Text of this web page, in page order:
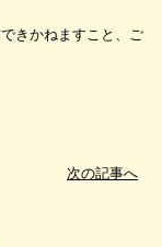
きかねますこと、ご
次の記事へ